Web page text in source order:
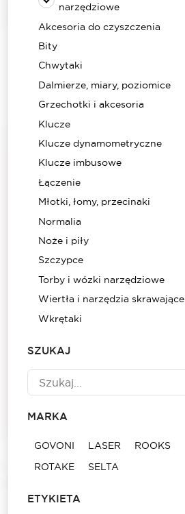
narzędziowe
Akcesoria do czyszczenia
Bity
Chwytaki
Dalmierze, miary, poziomice
Grzechotki i akcesoria
Klucze
Klucze dynamometryczne
Klucze imbusowe
Łączenie
Młotki, łomy, przecinaki
Normalia
Noże i piły
Szczypce
Torby i wózki narzędziowe
Wiertła i narzędzia skrawające
Wkrętaki
SZUKAJ
MARKA
GOVONI LASER
ROOKS
ROTAKE
SELTA
ETYKIETA